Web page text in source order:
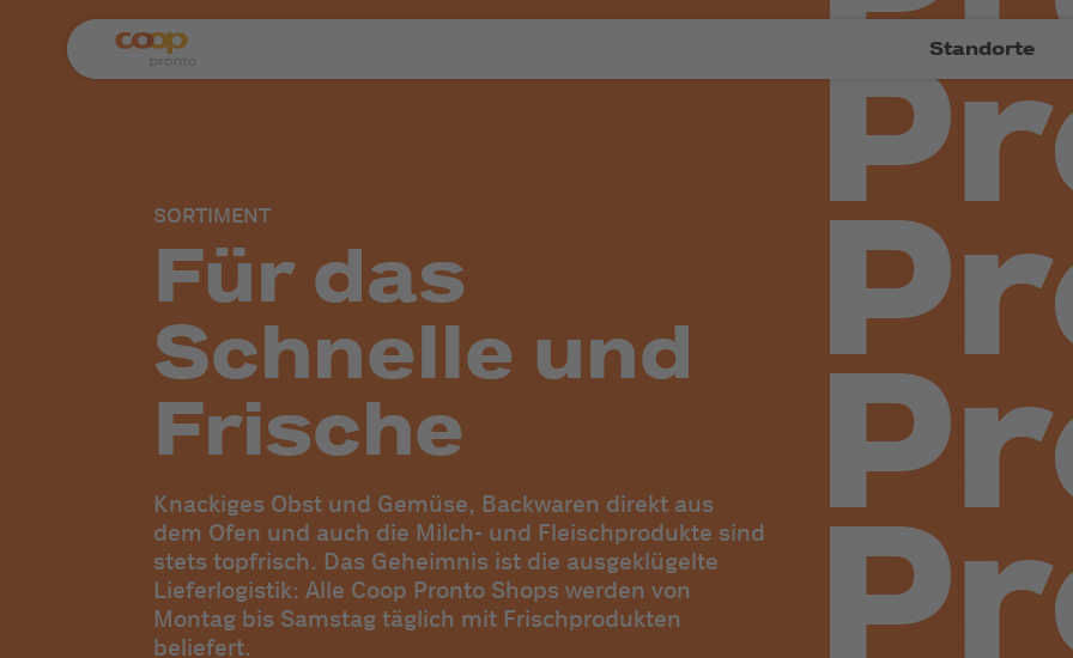
Standorte
SORTIMENT
Für das
Schnelle und
Frische
Knackiges Obst und Gemüse, Backwaren direkt aus
dem Ofen und auch die Milch- und Fleischprodukte sind
stets topfrisch. Das Geheimnis ist die ausgeklügelte
Lieferlogistik: Alle Coop Pronto Shops werden von
Montag bis Samstag täglich mit Frischprodukten
beliefert.